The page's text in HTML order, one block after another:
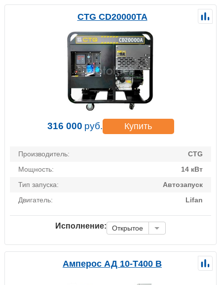
CTG CD20000TA
316 000 руб. Купить
Производитель:
CTG
Мощность:
14 кВт
Тип запуска:
Автозапуск
Двигатель:
Lifan
Исполнение: Открытое
Амперос АД 10-Т400 B